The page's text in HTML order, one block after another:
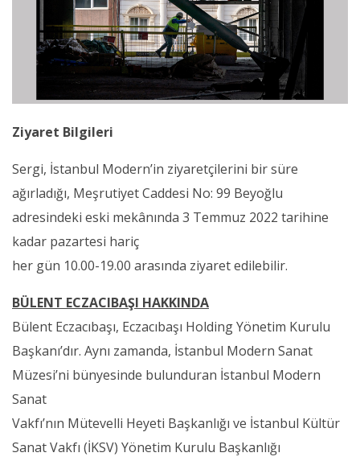
Ziyaret Bilgileri
Sergi, İstanbul Modern’in ziyaretçilerini bir süre
ağırladığı, Meşrutiyet Caddesi No: 99 Beyoğlu
adresindeki eski mekânında 3 Temmuz 2022 tarihine
kadar pazartesi hariç
her gün 10.00-19.00 arasında ziyaret edilebilir.
BÜLENT ECZACIBAŞI HAKKINDA
Bülent Eczacıbaşı, Eczacıbaşı Holding Yönetim Kurulu
Başkanı’dır. Aynı zamanda, İstanbul Modern Sanat
Müzesi’ni bünyesinde bulunduran İstanbul Modern
Sanat
Vakfı’nın Mütevelli Heyeti Başkanlığı ve İstanbul Kültür
Sanat Vakfı (İKSV) Yönetim Kurulu Başkanlığı